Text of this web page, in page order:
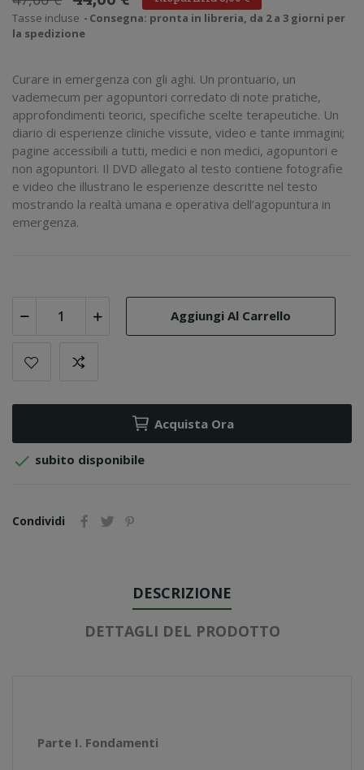
Tasse incluse
Consegna: pronta in libreria, da 2 a 3 giorni per
la spedizione
Curare in emergenza con gli aghi. Un prontuario, un
vademecum per agopuntori corredato di note pratiche,
approfondimenti teorici, specifiche scelte terapeutiche. Un
diario di esperienze cliniche vissute, video e tante immagini;
pagine accessibili a tutti, medici e non medici, agopuntori e
non agopuntori. Il DVD allegato al testo contiene fotografie
e video che illustrano le esperienze descritte nel testo
mostrando la realtà umana e operativa dell’agopuntura in
emergenza.
Aggiungi Al Carrello
Acquista Ora
 subito disponibile
Condividi
DESCRIZIONE
DETTAGLI DEL PRODOTTO
Parte I. Fondamenti